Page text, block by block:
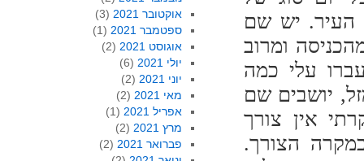
העיר. יש שם
ומרוב
עלי כמה
יושבים שם
אין צורך
הצורך.
אוקטובר 2021
(3)
ספטמבר 2021
(1)
אוגוסט 2021
(2)
יולי 2021
(6)
יוני 2021
(2)
מאי 2021
(2)
אפריל 2021
(1)
מרץ 2021
(2)
פברואר 2021
(2)